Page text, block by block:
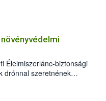
Élelmiszerlánc-biztonsági
drónnal szeretnének
tevékenységet
részletesen